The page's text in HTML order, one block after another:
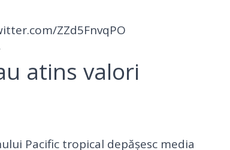
ZZd5FnvqPO
atins valori
Pacific tropical depășesc media